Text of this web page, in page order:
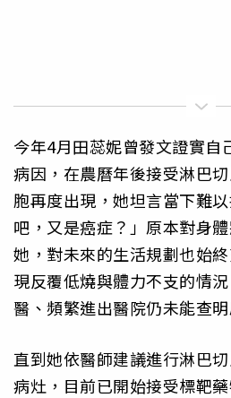
今年4月田蕊妮曾發文證實自
病因，在農曆年後接受淋巴
胞再度出現，她坦言當下難
吧，又是癌症？」原本對身
她，對未來的生活規劃也始
現反覆低燒與體力不支的情
醫、頻繁進出醫院仍未能查明
直到她依醫師建議進行淋巴
病灶，目前已開始接受標靶